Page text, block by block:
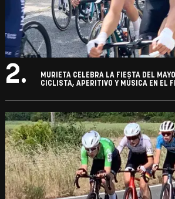
2.
MURIETA CELEBRA LA FIESTA DEL
CICLISTA, APERITIVO Y MÚSICA EN EL